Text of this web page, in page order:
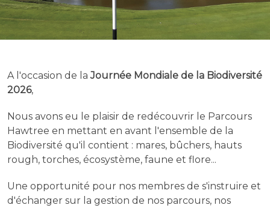
A l'occasion de la Journée Mondiale de la Biodiversité
2026,
Nous avons eu le plaisir de redécouvrir le Parcours
Hawtree en mettant en avant l'ensemble de la
Biodiversité qu'il contient : mares, bûchers, hauts
rough, torches, écosystème, faune et flore...
Une opportunité pour nos membres de s'instruire et
d'échanger sur la gestion de nos parcours, nos